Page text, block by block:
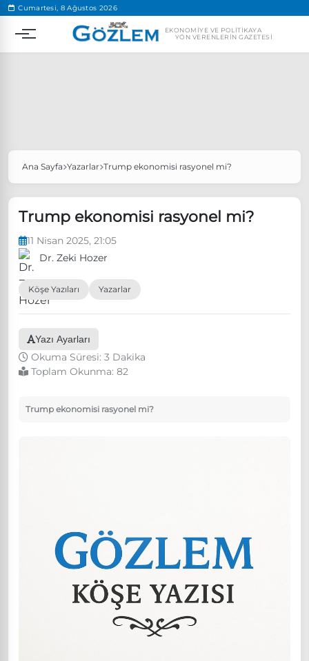
Cumartesi, 8 Ağustos 2026
EKONOMIYE VE POLITIKAYA
YÖN VERENLERIN GAZETESI
Popüler Aramalar
Özgür Özel, Ekrem İmamoğlu’nu ziyaret edecek
Ünlü çift bir etkinliğe daha katılmama kararı aldı
Ana Sayfa Yazarlar Trump ekonomisi rasyonel mi?
Trump ekonomisi rasyonel mi?
11 Nisan 2025, 21:05
Dr. Zeki Hozer
Köşe Yazıları Yazarlar
Yazı Ayarları
Okuma Süresi: 3 Dakika
Toplam Okunma: 82
Trump ekonomisi rasyonel mi?